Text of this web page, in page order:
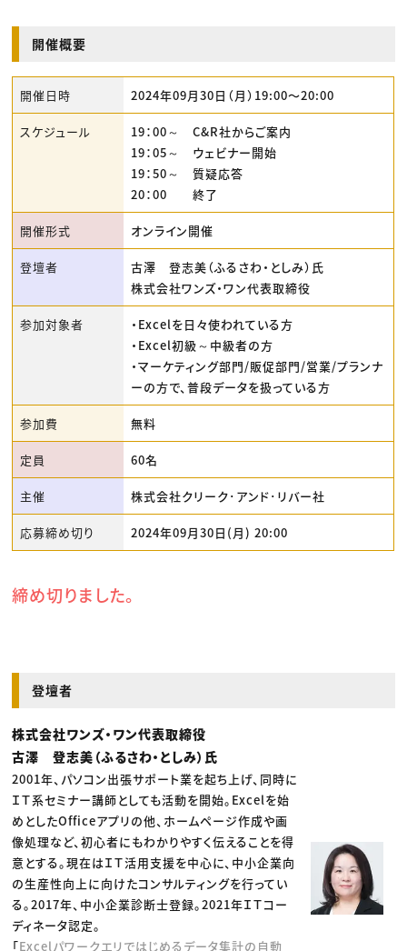
開催概要
開催日時 2024年09月30日（月）19:00〜20:00
スケジュール
19：00～ C&R社からご案内
19：05～ ウェビナー開始
19：50～ 質疑応答
20：00 終了
開催形式 オンライン開催
登壇者
古澤 登志美（ふるさわ・としみ）氏
株式会社ワンズ・ワン代表取締役
参加対象者
・Excelを日々使われている方
・Excel初級～中級者の方
・マーケティング部門/販促部門/営業/プランナ
ーの方で、普段データを扱っている方
参加費 無料
定員 60名
主催 株式会社クリーク･アンド･リバー社
応募締め切り 2024年09月30日(月) 20:00
締め切りました。
登壇者
株式会社ワンズ・ワン代表取締役
古澤 登志美（ふるさわ・としみ）氏
2001年、パソコン出張サポート業を起ち上げ、同時に
ＩＴ系セミナー講師としても活動を開始。Excelを始
めとしたOfficeアプリの他、ホームページ作成や画
像処理など、初心者にもわかりやすく伝えることを得
意とする。現在はＩＴ活用支援を中心に、中小企業向
の生産性向上に向けたコンサルティングを行ってい
る。2017年、中小企業診断士登録。2021年ＩＴコー
ディネータ認定。
「Excelパワークエリではじめるデータ集計の自動